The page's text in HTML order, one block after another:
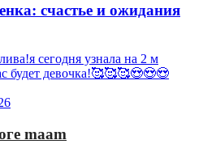
счастье и ожидания
сегодня узнала на 2 м
будет девочка!🥰🥰🥰😍😍😍
maam